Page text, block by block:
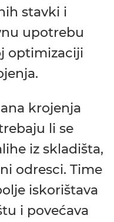
stavki i
upotrebu
optimizaciji
krojenja
li se
iz skladišta,
odresci. Time
iskorištava
i povećava